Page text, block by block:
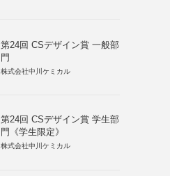
第24回 CSデザイン賞 一般部
門
株式会社中川ケミカル
第24回 CSデザイン賞 学生部
門《学生限定》
株式会社中川ケミカル